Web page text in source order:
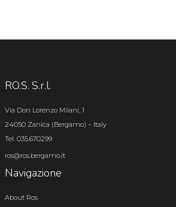
RO.S. S.r.l.
Via Don Lorenzo Milani, 1
24050 Zanica (Bergamo) – Italy
Tel. 035.670299
ros@ros.bergamo.it
Navigazione
About Ros